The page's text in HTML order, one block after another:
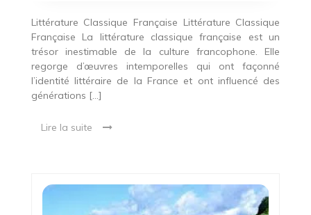
Littérature Classique Française Littérature Classique
Française La littérature classique française est un
trésor inestimable de la culture francophone. Elle
regorge d’œuvres intemporelles qui ont façonné
l’identité littéraire de la France et ont influencé des
générations […]
Lire la suite